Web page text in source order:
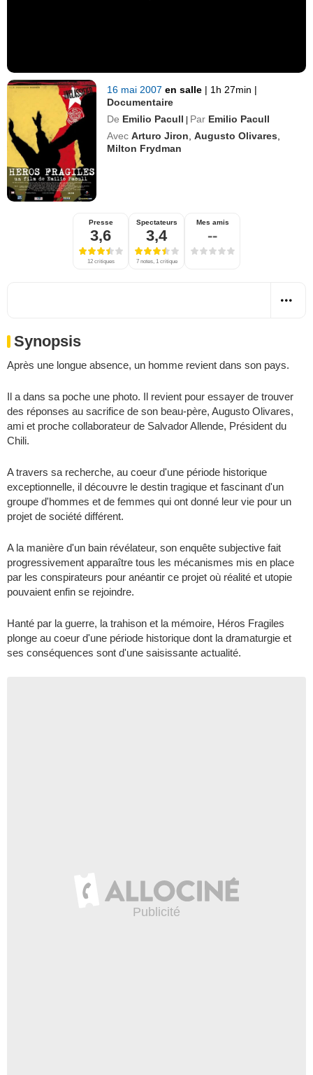
16 mai 2007en salle | 1h 27min |
Documentaire
De Emilio Pacull | Par Emilio Pacull
Avec Arturo Jiron ,Augusto Olivares
Milton Frydman
Presse
3,6
12 critiques
Spectateurs
3,4
7 notes, 1 critique
Mes amis
--
Synopsis
Après une longue absence, un homme revient dans son pays.
Il a dans sa poche une photo. Il revient pour essayer de trouver
des réponses au sacrifice de son beau-père, Augusto Olivares,
ami et proche collaborateur de Salvador Allende, Président du
Chili.
A travers sa recherche, au coeur d'une période historique
exceptionnelle, il découvre le destin tragique et fascinant d'un
groupe d'hommes et de femmes qui ont donné leur vie pour un
projet de société différent.
A la manière d'un bain révélateur, son enquête subjective fait
progressivement apparaître tous les mécanismes mis en place
par les conspirateurs pour anéantir ce projet où réalité et utopie
pouvaient enfin se rejoindre.
Hanté par la guerre, la trahison et la mémoire, Héros Fragiles
plonge au coeur d'une période historique dont la dramaturgie et
ses conséquences sont d'une saisissante actualité.